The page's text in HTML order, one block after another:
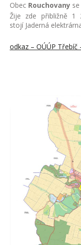
Obec Rouchovany
Žije zde přibližně 1
stojí Jaderná
odkaz – OÚÚP Třebíč